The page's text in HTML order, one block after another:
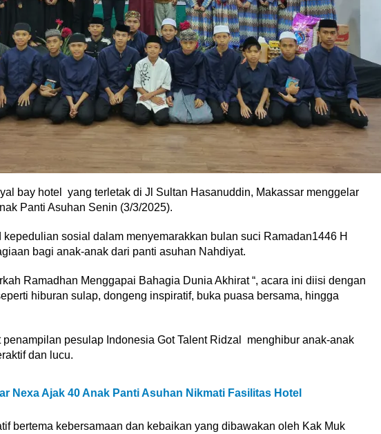
bay hotel yang terletak di Jl Sultan Hasanuddin, Makassar menggelar
Panti Asuhan Senin (3/3/2025).
sosial dalam menyemarakkan bulan suci Ramadan1446 H
bagi anak-anak dari panti asuhan Nahdiyat.
Ramadhan Menggapai Bahagia Dunia Akhirat “, acara ini diisi dengan
hiburan sulap, dongeng inspiratif, buka puasa bersama, hingga
penampilan pesulap Indonesia Got Talent Ridzal menghibur anak-anak
dan lucu.
Nexa Ajak 40 Anak Panti Asuhan Nikmati Fasilitas Hotel
bertema kebersamaan dan kebaikan yang dibawakan oleh Kak Muk